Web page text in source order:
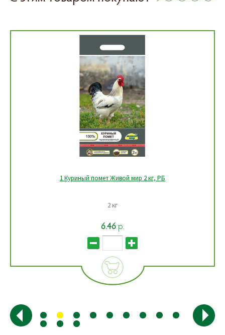
1 Куриный помет Живой мир 2 кг, РБ
2 кг
6.46р.